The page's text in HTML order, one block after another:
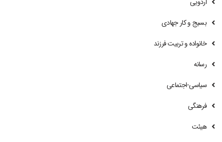
بسیج و کار جهادی
خانواده و تربیت فرزند
رسانه
سیاسی-اجتماعی
فرهنگی
هیئت